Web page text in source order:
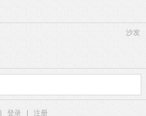
沙发
登录 注册